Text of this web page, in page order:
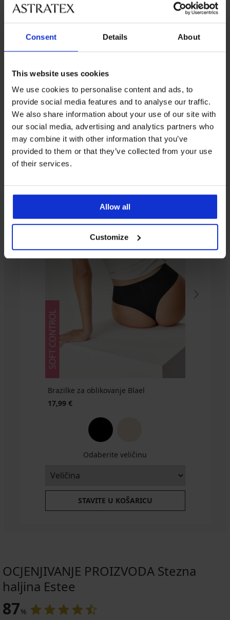
Consent Details About
This website uses cookies
We use cookies to personalise content and ads, to
provide social media features and to analyse our traffic.
We also share information about your use of our site with
our social media, advertising and analytics partners who
may combine it with other information that you’ve
provided to them or that they’ve collected from your use
of their services.
Allow all
Customize
PREMIUM
bešavni
rukavi
Iz iste kolekcije
Brazilke za oblikovanje Blael
17,99 €
Odaberite veličinu
STAVITE U KOŠARICU
OCJENJIVANJE PROIZVODA Stezna
haljina Estee
87%